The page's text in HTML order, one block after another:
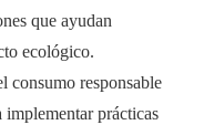
que ayudan
ecológico.
consumo responsable
implementar prácticas